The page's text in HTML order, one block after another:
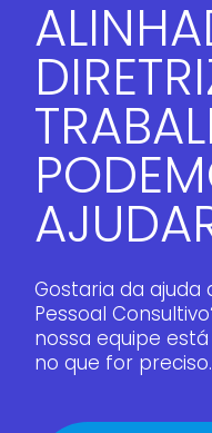
Gostaria da
Pessoal
nossa equipe
no que for preciso.